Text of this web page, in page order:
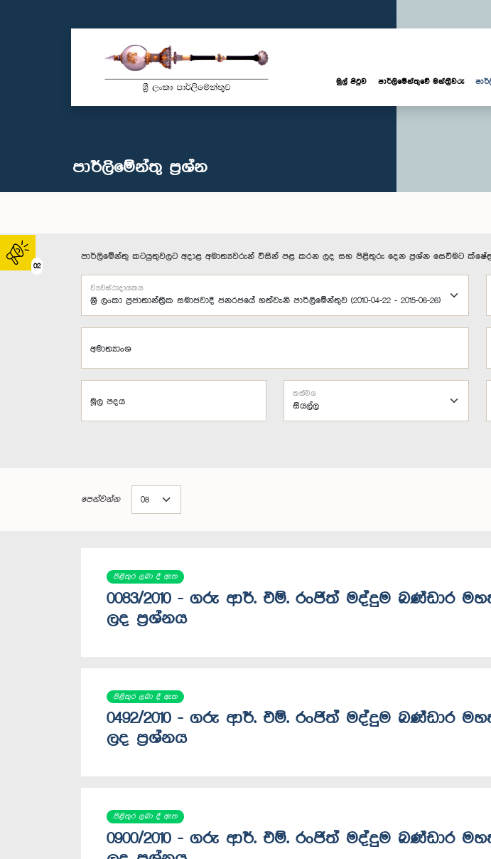
02
මුල් පිටුව පාර්ලි‌මේන්තුවේ මන්ත්‍රීවරු
පාර්ලි‌මේන්තු‌ ප්‍රශ්න
පාර්ලිමේන්තු කටයුතුවලට අදාළ අමාත්‍යවරුන් විසින් පළ කරන ලද සහ පිළිතුරු දෙන ප්‍රශ්න සෙවීමට
ව්‍යවස්ථාදායකය
අමාත්‍යාංශ
මූල පදය
තත්වය
පෙන්වන්න
පිළිතුර ලබා දී ඇත
0083/2010 - ගරු ආර්. එම්. රංජිත් මද්දුම බණ්ඩාර
ලද ප්‍රශ්නය
පිළිතුර ලබා දී ඇත
0492/2010 - ගරු ආර්. එම්. රංජිත් මද්දුම බණ්ඩාර
ලද ප්‍රශ්නය
පිළිතුර ලබා දී ඇත
0900/2010 - ගරු ආර්. එම්. රංජිත් මද්දුම බණ්ඩාර